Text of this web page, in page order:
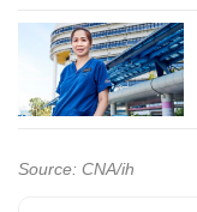
Source: CNA/ih